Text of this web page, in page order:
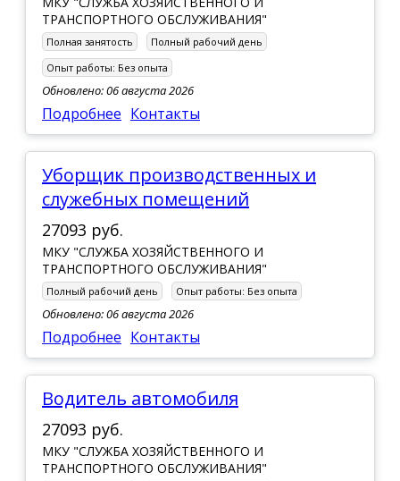
ТРАНСПОРТНОГО ОБСЛУЖИВАНИЯ"
Полная занятость
Полный рабочий день
Опыт работы: Без опыта
Обновлено: 06 августа 2026
Подробнее Контакты
Уборщик производственных и
служебных помещений
27093 руб.
МКУ "СЛУЖБА ХОЗЯЙСТВЕННОГО И
ТРАНСПОРТНОГО ОБСЛУЖИВАНИЯ"
Полный рабочий день Опыт работы: Без опыта
Обновлено: 06 августа 2026
Подробнее Контакты
водитель автомобиля
27093 руб.
МКУ "СЛУЖБА ХОЗЯЙСТВЕННОГО И
ТРАНСПОРТНОГО ОБСЛУЖИВАНИЯ"